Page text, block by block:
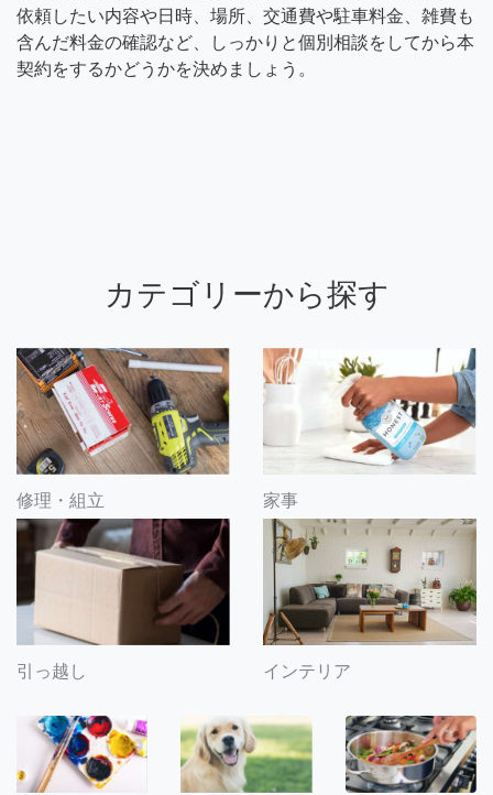
依頼したい内容や日時、場所、交通費や駐車料金、雑費も
含んだ料金の確認など、しっかりと個別相談をしてから本
契約をするかどうかを決めましょう。
カテゴリーから探す
修理・組立 家事
引っ越し インテリア